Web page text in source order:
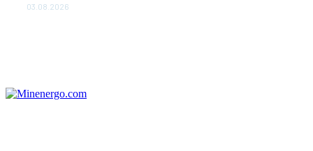
03.08.2026